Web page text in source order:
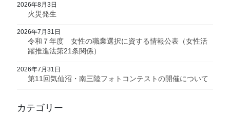
火災発生
2026年8月3日
令和７年度 女性の職業選択に資する情報公表（女性活
躍推進法第21条関係）
2026年7月31日
第11回気仙沼・南三陸フォトコンテストの開催について
2026年7月31日
カテゴリー